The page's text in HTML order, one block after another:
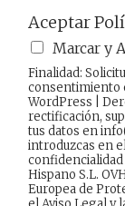
Aceptar
Marcar y
Finalidad:
consentimiento
WordPress |
rectificación,
tus datos en
introduzcas en
confidencialidad
Hispano S.L.
Europea de